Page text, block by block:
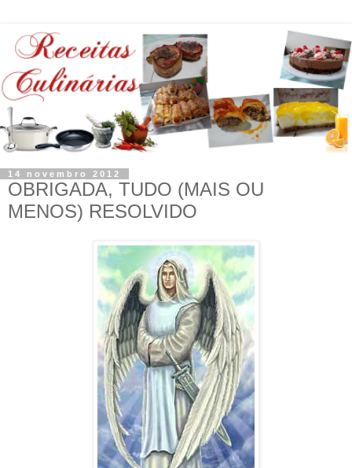
14 novembro 2012
OBRIGADA, TUDO (MAIS OU
MENOS) RESOLVIDO